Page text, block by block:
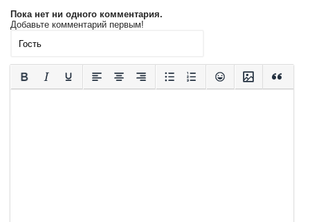
Пока нет ни одного комментария.
Добавьте комментарий первым!